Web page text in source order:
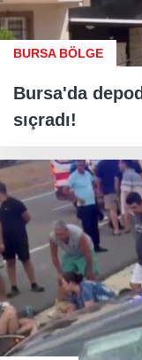
BURSA BÖLGE
Bursa'da
sıçradı!